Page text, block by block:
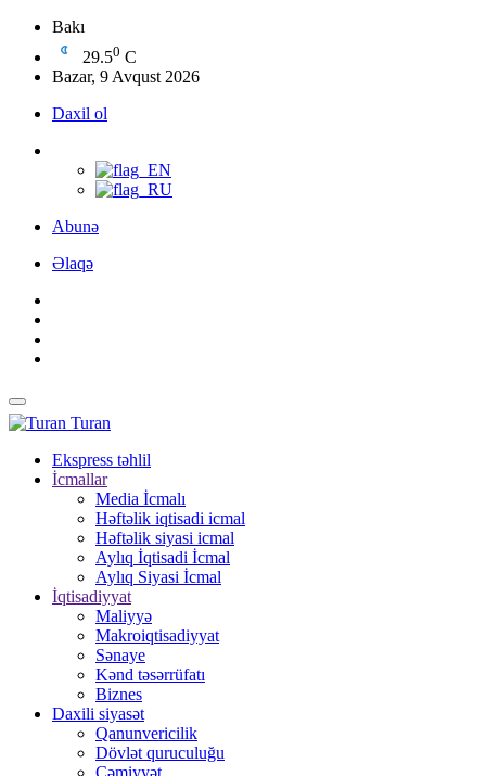
Bakı
29.50 C
Bazar, 9 Avqust 2026
Daxil ol
Abunə
Əlaqə
Turan
Ekspress təhlil
İcmallar
Media İcmalı
Həftəlik iqtisadi icmal
Həftəlik siyasi icmal
Aylıq İqtisadi İcmal
Aylıq Siyasi İcmal
İqtisadiyyat
Maliyyə
Makroiqtisadiyyat
Sənaye
Kənd təsərrüfatı
Biznes
Daxili siyasət
Qanunvericilik
Dövlət quruculuğu
Cəmiyyət